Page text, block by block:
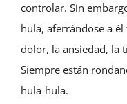
controlar. Sin
hula, aferrándose a
dolor, la ansiedad, la
Siempre están
hula-hula.